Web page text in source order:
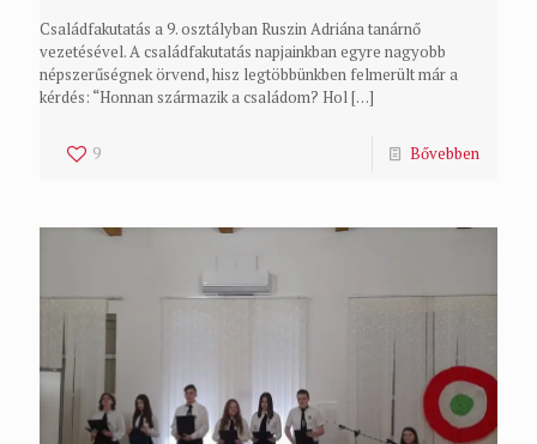
Családfakutatás a 9. osztályban Ruszin Adriána tanárnő
vezetésével. A családfakutatás napjainkban egyre nagyobb
népszerűségnek örvend, hisz legtöbbünkben felmerült már a
kérdés: “Honnan származik a családom? Hol[…]
9 Bővebben